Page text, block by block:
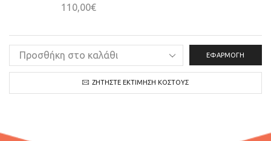
110,00€
ΕΦΑΡΜΟΓΉ
ΖΗΤΉΣΤΕ ΕΚΤΊΜΗΣΗ ΚΌΣΤΟΥΣ